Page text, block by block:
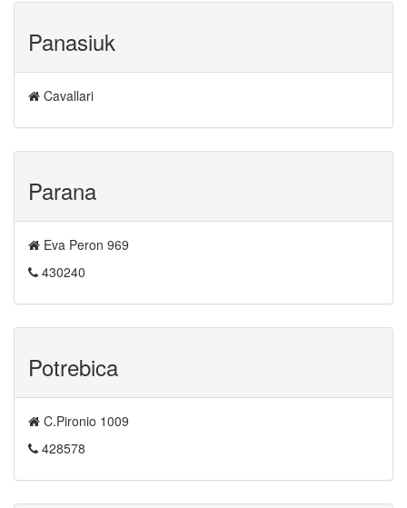
Panasiuk
Cavallari
Parana
Eva Peron 969
430240
Potrebica
C.Pironio 1009
428578